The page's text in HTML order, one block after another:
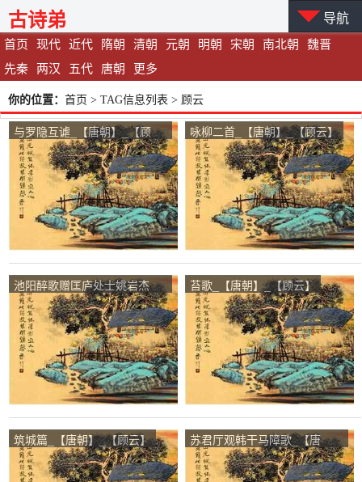
首页 现代 近代 隋朝 清朝 元朝 明朝 宋朝 南北朝
魏晋
先秦
两汉 五代 唐朝 更多
古诗弟 导航
你的位置： 首页 > TAG信息列表 > 顾云
与罗隐互谑_【唐朝】_【顾
云】
咏柳二首_【唐朝】_【顾云】
池阳醉歌赠匡庐处士姚岩杰
_【唐朝】_【顾云】
苔歌_【唐朝】_【顾云】
筑城篇_【唐朝】_【顾云】
苏君厅观韩干马障歌_【唐
朝】_【顾云】